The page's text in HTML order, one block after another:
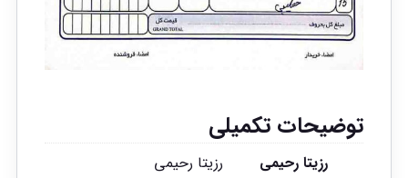
توضیحات تکمیلی
رزیتا رحیمی رزیتا رحیمی